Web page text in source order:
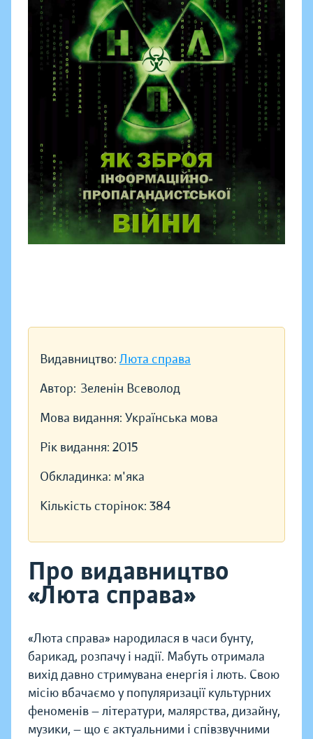
Видавництво: Люта справа
Автор: Зеленін Всеволод
Мова видання: Українська мова
Рік видання: 2015
Обкладинка: м'яка
Кількість сторінок: 384
Про видавництво
«Люта справа»
«Люта справа» народилася в часи бунту,
барикад, розпачу і надії. Мабуть отримала
вихід давно стримувана енергія і лють. Свою
місію вбачаємо у популяризації культурних
феноменів — літератури, малярства, дизайну,
музики, — що є актуальними і співзвучними